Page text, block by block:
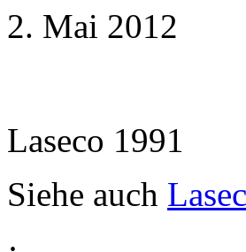
2. Mai 2012
Laseco 1991
Siehe auch